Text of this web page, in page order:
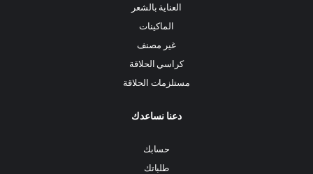
العناية بالشعر
الماكينات
غير مصنف
كراسي الحلاقة
مستلزمات الحلاقة
دعنا نساعدك
حسابك
طلباتك